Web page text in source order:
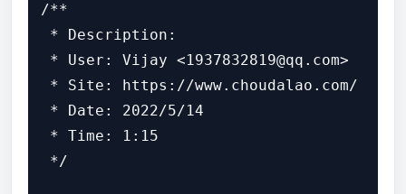
/**
* Description:
* User: Vijay <1937832819@qq.com>
* Site: https://www.choudalao.com/
* Date: 2022/5/14
* Time: 1:15
*/